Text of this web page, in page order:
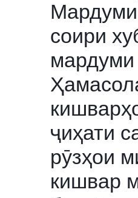
Мардуми
соири
ҷиҳати
рӯзҳои
кишвар